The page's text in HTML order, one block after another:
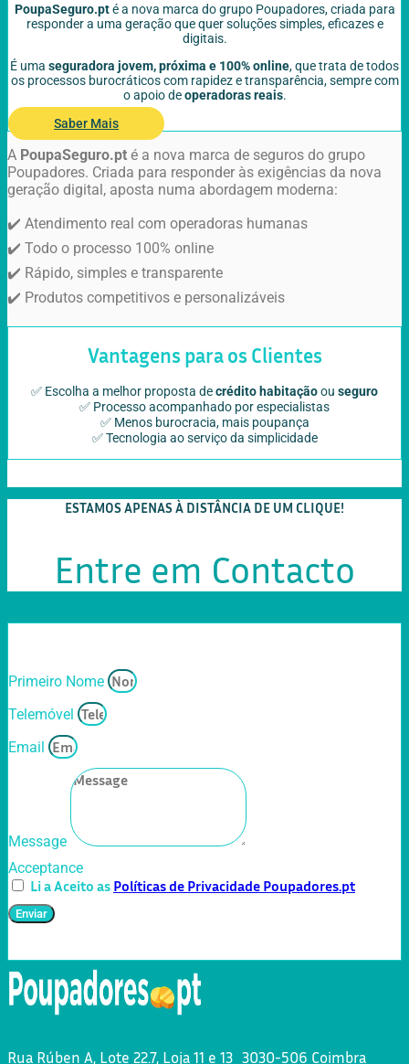
PoupaSeguro.pté a nova marca do grupo Poupadores, criada para
responder a uma geração que quer soluções simples, eficazes e
digitais.
É uma seguradora jovem, próxima e 100% online, que trata de todos
os processos burocráticos com rapidez e transparência, sempre com
o apoio deoperadoras reais.
Saber Mais
A PoupaSeguro.pt é a nova marca de seguros do grupo
Poupadores. Criada para responder às exigências da nova
geração digital, aposta numa abordagem moderna:
✔️ Atendimento real com operadoras humanas
✔️ Todo o processo 100% online
✔️ Rápido, simples e transparente
✔️ Produtos competitivos e personalizáveis
Vantagens para os Clientes
✅ Escolha a melhor proposta decrédito habitaçãoou seguro
✅ Processo acompanhado por especialistas
✅ Menos burocracia, mais poupança
✅ Tecnologia ao serviço da simplicidade
ESTAMOS APENAS À DISTÂNCIA DE UM CLIQUE!
Entre em Contacto
Primeiro Nome
Telemóvel
Email
Message
Acceptance
Li a Aceito as Políticas de Privacidade Poupadores.pt
Enviar
Rua Rúben A, Lote 22.7, Loja 11 e 13 3030-506 Coimbra